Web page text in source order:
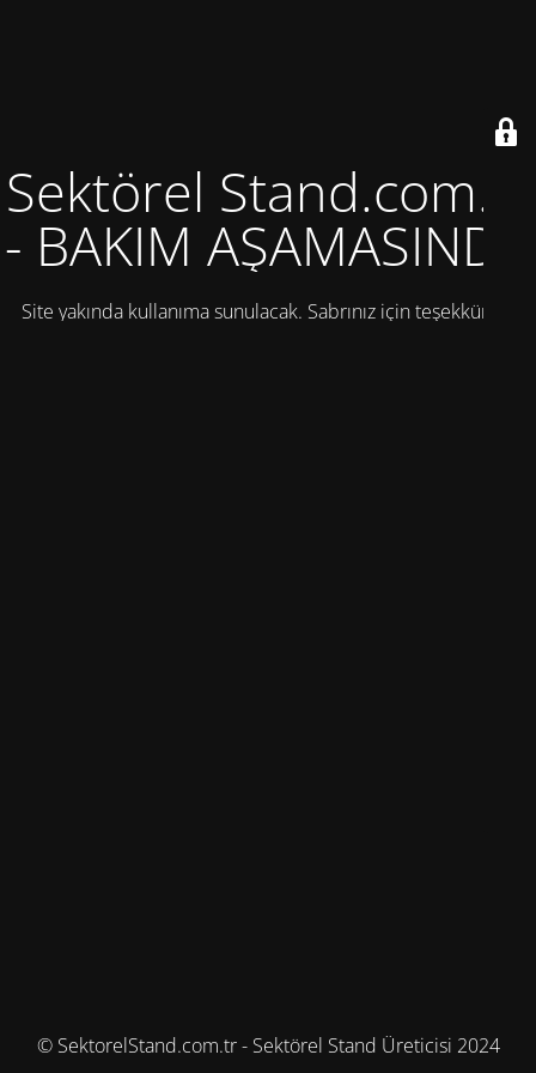
Sektörel Stand.com.tr
- BAKIM AŞAMASINDA
Site yakında kullanıma sunulacak. Sabrınız için teşekkürler!
© SektorelStand.com.tr - Sektörel Stand Üreticisi 2024